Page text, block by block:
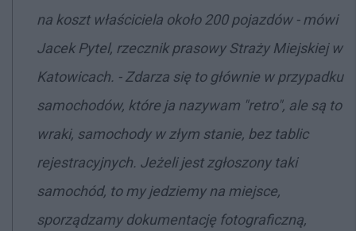
na koszt właściciela około 200 pojazdów - mówi
Jacek Pytel, rzecznik prasowy Straży Miejskiej w
Katowicach. - Zdarza się to głównie w przypadku
samochodów, które ja nazywam "retro", ale są to
wraki, samochody w złym stanie, bez tablic
rejestracyjnych. Jeżeli jest zgłoszony taki
samochód, to my jedziemy na miejsce,
sporządzamy dokumentację fotograficzną,